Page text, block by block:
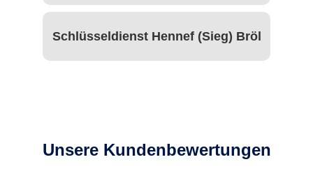
Schlüsseldienst Hennef (Sieg) Bröl
Unsere Kundenbewertungen